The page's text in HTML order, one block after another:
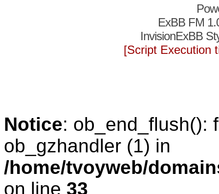
ExBB FM
InvisionExBB
[Script
Notice: ob_end_flush():
ob_gzhandler (1) in
/home/tvoyweb/
on line 33